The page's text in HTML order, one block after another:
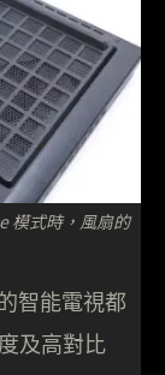
模式時，風扇的
智能電視都
及高對比